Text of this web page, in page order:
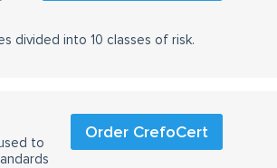
divided into 10 classes of risk.
Order CrefoCert
to